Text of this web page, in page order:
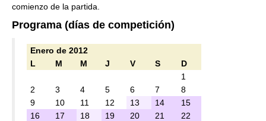
comienzo de la partida.
Programa (días de competición)
Enero de 2012
L
M M J V S
D
1
2
3 4 5 6 7
8
9
10 11 12 13 14
15
16
17 18 19 20 21
22